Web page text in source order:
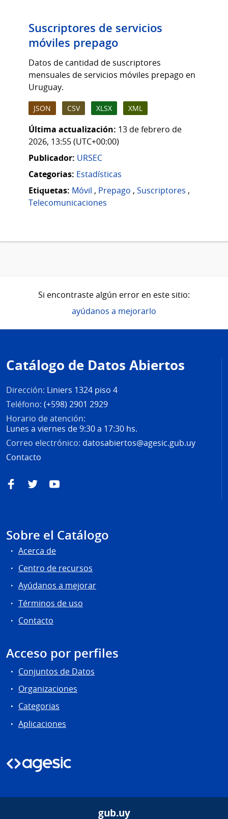
Suscriptores de servicios
móviles prepago
Datos de cantidad de suscriptores
mensuales de servicios móviles prepago en
Uruguay.
JSON CSV XLSX XML
Última actualización: 13 de febrero de
2026, 13:55 (UTC+00:00)
Publicador: URSEC
Categorias: Estadísticas
Etiquetas: Móvil , Prepago , Suscriptores ,
Telecomunicaciones
Si encontraste algún error en este sitio:
ayúdanos a mejorarlo
de
página
Catálogo de Datos Abiertos
Dirección: Liniers 1324 piso 4
Teléfono: (+598) 2901 2929
Horario de atención:
Lunes a viernes de 9:30 a 17:30 hs.
Correo electrónico: datosabiertos@agesic.gub.uy
Contacto
FacebookTwitterYouTube
Sobre el Catálogo
Acerca de
Centro de recursos
Ayúdanos a mejorar
Términos de uso
Contacto
Acceso por perfiles
Conjuntos de Datos
Organizaciones
Categorias
Aplicaciones
gub.uy